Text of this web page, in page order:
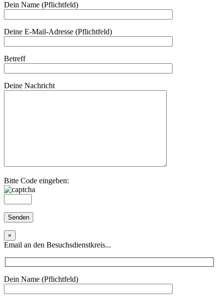
Dein Name (Pflichtfeld)
Deine E-Mail-Adresse (Pflichtfeld)
Betreff
Deine Nachricht
Bitte Code eingeben:
×
Email an den Besuchsdienstkreis...
Dein Name (Pflichtfeld)